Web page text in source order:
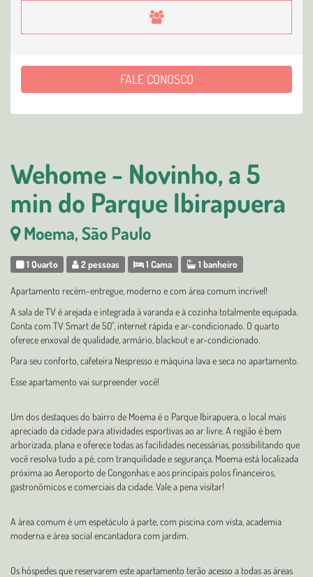
Wehome - Novinho, a 5
min do Parque Ibirapuera
Moema, São Paulo
1 Quarto 2 pessoas 1 Cama 1 banheiro
Apartamento recém-entregue, moderno e com área comum incrível!
A sala de TV é arejada e integrada à varanda e à cozinha totalmente equipada.
Conta com TV Smart de 50", internet rápida e ar-condicionado. O quarto
oferece enxoval de qualidade, armário, blackout e ar-condicionado.
Para seu conforto, cafeteira Nespresso e máquina lava e seca no apartamento.
Esse apartamento vai surpreender você!
Um dos destaques do bairro de Moema é o Parque Ibirapuera, o local mais
apreciado da cidade para atividades esportivas ao ar livre. A região é bem
arborizada, plana e oferece todas as facilidades necessárias, possibilitando que
você resolva tudo a pé, com tranquilidade e segurança. Moema está localizada
próxima ao Aeroporto de Congonhas e aos principais polos financeiros,
gastronômicos e comerciais da cidade. Vale a pena visitar!
A área comum é um espetáculo à parte, com piscina com vista, academia
moderna e área social encantadora com jardim.
Os hóspedes que reservarem este apartamento terão acesso a todas as áreas
FALE CONOSCO